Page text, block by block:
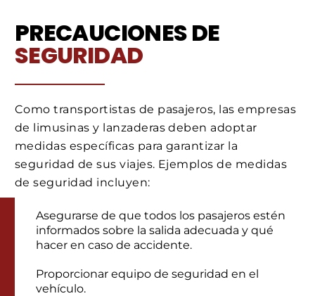
PRECAUCIONES DE
SEGURIDAD
Como transportistas de pasajeros, las empresas
de limusinas y lanzaderas deben adoptar
medidas específicas para garantizar la
seguridad de sus viajes. Ejemplos de medidas
de seguridad incluyen:
Asegurarse de que todos los pasajeros estén
informados sobre la salida adecuada y qué
hacer en caso de accidente.
Proporcionar equipo de seguridad en el
vehículo.